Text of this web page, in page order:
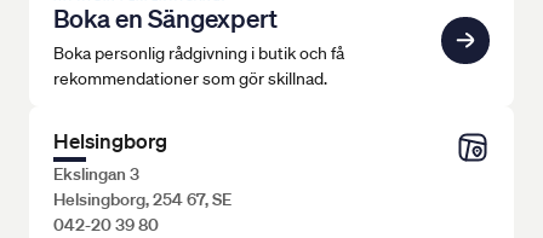
Boka en Sängexpert
Boka personlig rådgivning i butik och få
rekommendationer som gör skillnad.
Helsingborg
Ekslingan 3
Helsingborg, 254 67, SE
042-20 39 80